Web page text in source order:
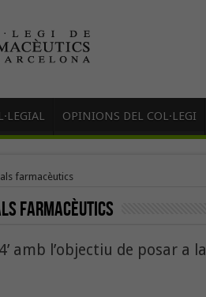
OPINIONS DEL COL·LEGI
farmacèutics
farmacèutics
amb l’objectiu de posar a